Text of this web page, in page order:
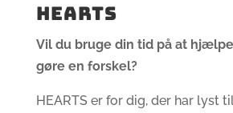
HEARTS
Vil du bruge din tid på at
gøre en forskel?
HEARTS er for dig, der har lyst